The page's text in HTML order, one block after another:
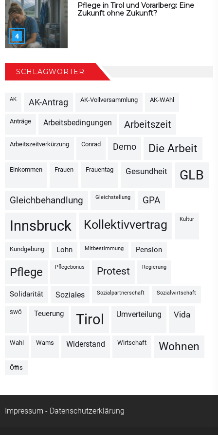
4
Pflege in Tirol und Vorarlberg: Eine
Zukunft ohne Zukunft?
SCHLAGWÖRTER
AK AK-Antrag AK-Vollversammlung AK-WAhl
Anträge Arbeitsbedingungen Arbeitszeit
Arbeitszeitverkürzung Conrad Demo Die Arbeit
Einkommen Frauen Frauentag Gesundheit GLB
Gleichbehandlung Gleichstellung GPA
Innsbruck Kollektivvertrag Kultur
Kundgebung Lohn Mitbestimmung Pension
Pflege Pflegebonus Protest Regierung
Solidarität Soziales Sozialpartnerschaft Sozialwirtschaft
SWÖ Teuerung Tirol Umverteilung vida
Wahl Wams Widerstand Wirtschaft Wohnen
Öffis
Impressum - Datenschutzerklärung